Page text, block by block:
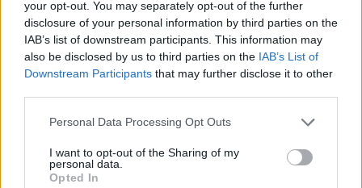
your opt-out. You may separately opt-out of the further
disclosure of your personal information by third parties on the
IAB’s list of downstream participants. This information may
also be disclosed by us to third parties on the IAB’s List of
Downstream Participants that may further disclose it to other
Personal Data Processing Opt Outs
I want to opt-out of the Sharing of my
personal data.
Opted In